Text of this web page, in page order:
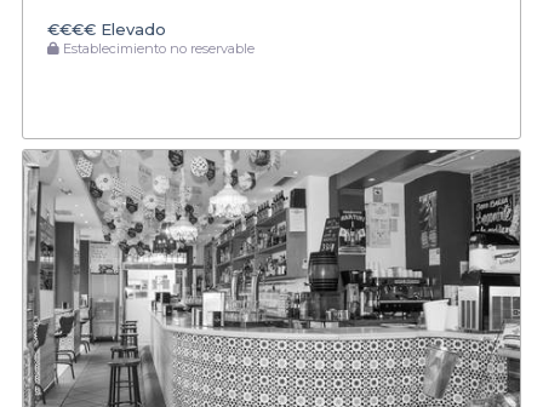
€€€€ Elevado
Establecimiento no reservable